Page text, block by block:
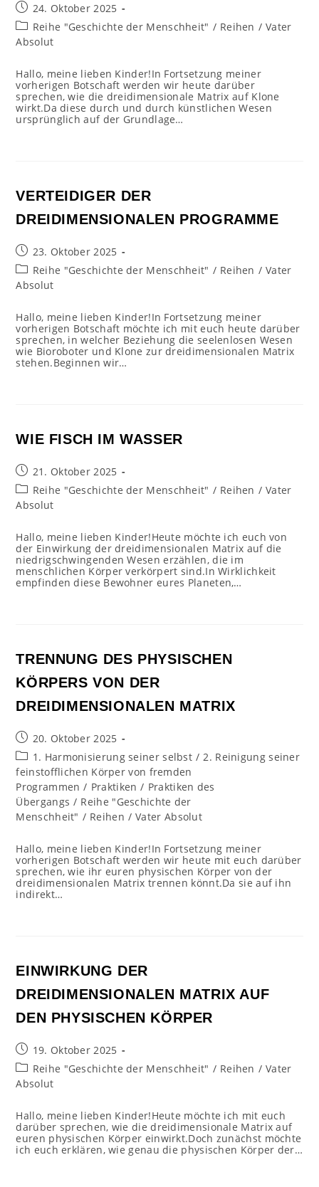
Beitrag
veröffentlicht:
24. Oktober 2025
Beitrags-
Kategorie:
Reihe "Geschichte der Menschheit" / Reihen / Vater
Absolut
Hallo, meine lieben Kinder!In Fortsetzung meiner
vorherigen Botschaft werden wir heute darüber
sprechen, wie die dreidimensionale Matrix auf Klone
wirkt.Da diese durch und durch künstlichen Wesen
ursprünglich auf der Grundlage…
VERTEIDIGER DER
DREIDIMENSIONALEN PROGRAMME
Beitrag
veröffentlicht:
23. Oktober 2025
Beitrags-
Kategorie:
Reihe "Geschichte der Menschheit" / Reihen / Vater
Absolut
Hallo, meine lieben Kinder!In Fortsetzung meiner
vorherigen Botschaft möchte ich mit euch heute darüber
sprechen, in welcher Beziehung die seelenlosen Wesen
wie Bioroboter und Klone zur dreidimensionalen Matrix
stehen.Beginnen wir…
WIE FISCH IM WASSER
Beitrag
veröffentlicht:
21. Oktober 2025
Beitrags-
Kategorie:
Reihe "Geschichte der Menschheit" / Reihen / Vater
Absolut
Hallo, meine lieben Kinder!Heute möchte ich euch von
der Einwirkung der dreidimensionalen Matrix auf die
niedrigschwingenden Wesen erzählen, die im
menschlichen Körper verkörpert sind.In Wirklichkeit
empfinden diese Bewohner eures Planeten,…
TRENNUNG DES PHYSISCHEN
KÖRPERS VON DER
DREIDIMENSIONALEN MATRIX
Beitrag
veröffentlicht:
20. Oktober 2025
Beitrags-
Kategorie:
1. Harmonisierung seiner selbst / 2. Reinigung seiner
feinstofflichen Körper von fremden
Programmen / Praktiken / Praktiken des
Übergangs / Reihe "Geschichte der
Menschheit" / Reihen / Vater Absolut
Hallo, meine lieben Kinder!In Fortsetzung meiner
vorherigen Botschaft werden wir heute mit euch darüber
sprechen, wie ihr euren physischen Körper von der
dreidimensionalen Matrix trennen könnt.Da sie auf ihn
indirekt…
EINWIRKUNG DER
DREIDIMENSIONALEN MATRIX AUF
DEN PHYSISCHEN KÖRPER
Beitrag
veröffentlicht:
19. Oktober 2025
Beitrags-
Kategorie:
Reihe "Geschichte der Menschheit" / Reihen / Vater
Absolut
Hallo, meine lieben Kinder!Heute möchte ich mit euch
darüber sprechen, wie die dreidimensionale Matrix auf
euren physischen Körper einwirkt.Doch zunächst möchte
ich euch erklären, wie genau die physischen Körper der…